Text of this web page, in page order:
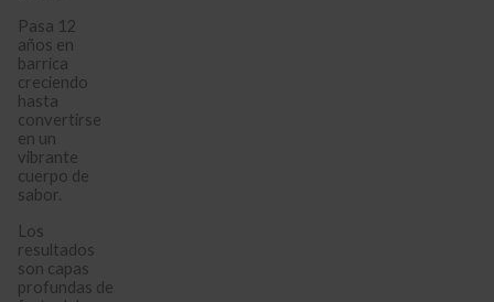
Pasa 12
años en
barrica
creciendo
hasta
convertirse
en un
vibrante
cuerpo de
sabor.
Los
resultados
son capas
profundas de